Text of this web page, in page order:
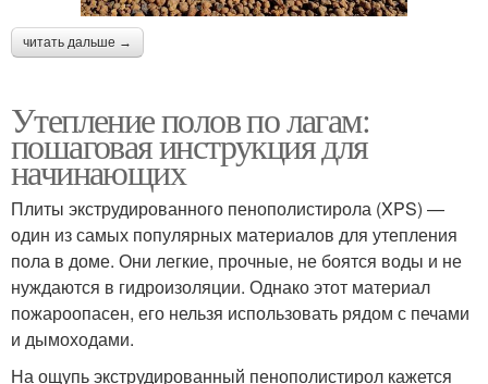
читать дальше →
Утепление полов по лагам:
пошаговая инструкция для
начинающих
Плиты экструдированного пенополистирола (XPS) —
один из самых популярных материалов для утепления
пола в доме. Они легкие, прочные, не боятся воды и не
нуждаются в гидроизоляции. Однако этот материал
пожароопасен, его нельзя использовать рядом с печами
и дымоходами.
На ощупь экструдированный пенополистирол кажется